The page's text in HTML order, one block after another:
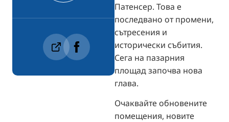
Патенсер. Това е
последвано от промени,
сътресения и
исторически събития.
Сега на пазарния
площад започва нова
глава.
Очаквайте обновените
помещения, новите